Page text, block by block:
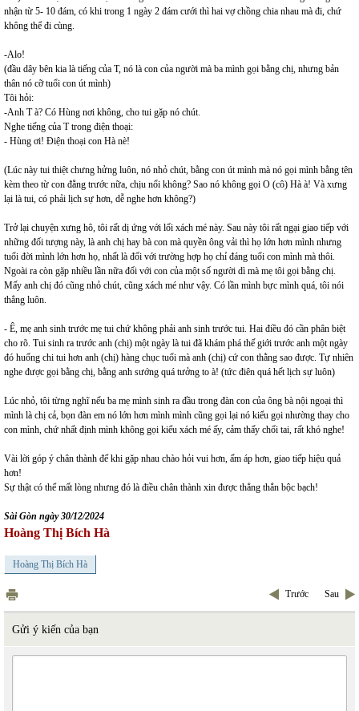
nhận từ 5- 10 đám, có khi trong 1 ngày 2 đám cưới thì hai vợ chồng chia nhau mà đi, chứ
không thể đi cùng.
-Alo!
(đầu dây bên kia là tiếng của T, nó là con của người mà ba mình gọi bằng chị, nhưng bản
thân nó cỡ tuổi con út mình)
Tôi hỏi:
-Anh T à? Có Hùng nơi không, cho tui gặp nó chút.
Nghe tiếng của T trong điện thoại:
- Hùng ơi! Điện thoại con Hà nè!
(Lúc này tui thiệt chưng hửng luôn, nó nhỏ chút, bằng con út mình mà nó gọi mình bằng tên
kèm theo từ con đằng trước nữa, chịu nổi không? Sao nó không gọi O (cô) Hà à! Và xưng
lại là tui, có phải lịch sự hơn, dễ nghe hơn không?)
Trở lại chuyện xưng hô, tôi rất dị ứng với lối xách mé này. Sau này tôi rất ngại giao tiếp với
những đối tượng này, là anh chị hay bà con mà quyền ông vải thì họ lớn hơn mình nhưng
tuổi đời mình lớn hơn họ, nhất là đối với trường hợp họ chỉ đáng tuổi con mình mà thôi.
Ngoài ra còn gặp nhiều lần nữa đối với con của một số người dì mà mẹ tôi gọi bằng chị.
Mấy anh chị đó cũng nhỏ chút, cũng xách mé như vậy. Có lần mình bực mình quá, tôi nói
thẳng luôn.
- Ê, mẹ anh sinh trước mẹ tui chứ không phải anh sinh trước tui. Hai điều đó cần phân biệt
cho rõ. Tui sinh ra trước anh (chị) một ngày là tui đã khám phá thế giới trước anh một ngày
đó huống chi tui hơn anh (chị) hàng chục tuổi mà anh (chị) cứ con thằng sao được. Tự nhiên
nghe được gọi bằng chị, bằng anh sướng quá tưởng to à! (tức điên quá hết lịch sự luôn)
Lúc nhỏ, tôi từng nghĩ nếu ba mẹ mình sinh ra đầu trong đàn con của ông bà nội ngoại thì
mình là chị cả, bọn đàn em nó lớn hơn mình mình cũng gọi lại nó kiểu gọi nhường thay cho
con mình, chứ nhất định mình không gọi kiểu xách mé ấy, cảm thấy chối tai, rất khó nghe!
Vài lời góp ý chân thành để khi gặp nhau chào hỏi vui hơn, ấm áp hơn, giao tiếp hiệu quả
hơn!
Sự thật có thể mất lòng nhưng đó là điều chân thành xin được thẳng thắn bộc bạch!
Sài Gòn ngày 30/12/2024
Hoàng Thị Bích Hà
Hoàng Thị Bích Hà
Trước Sau
Gửi ý kiến của bạn